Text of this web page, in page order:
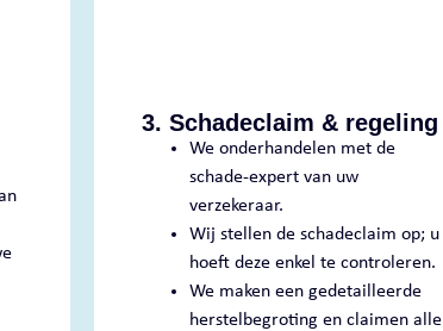
3. Schadeclaim & regeling
We onderhandelen met de
schade-expert van uw
verzekeraar.
Wij stellen de schadeclaim op; u
hoeft deze enkel te controleren.
We maken een gedetailleerde
herstelbegroting en claimen alle